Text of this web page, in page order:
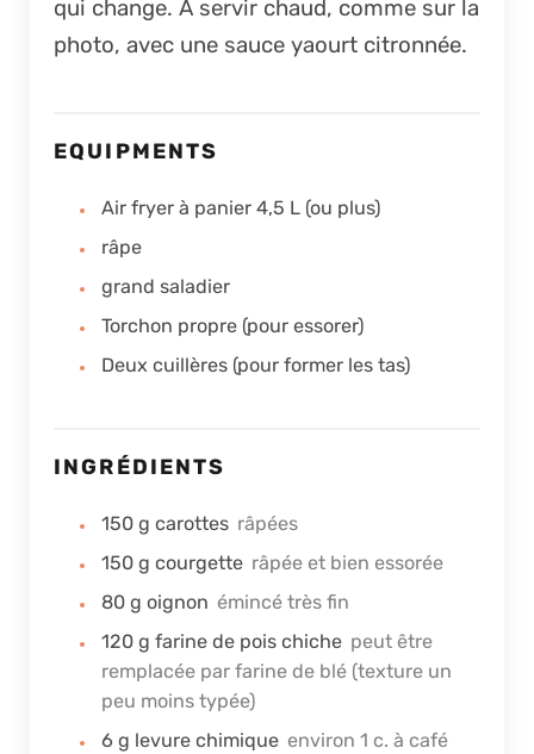
qui change. À servir chaud, comme sur la
photo, avec une sauce yaourt citronnée.
EQUIPMENTS
Air fryer à panier 4,5 L (ou plus)
râpe
grand saladier
Torchon propre (pour essorer)
Deux cuillères (pour former les tas)
INGRÉDIENTS
150 g carottes râpées
150 g courgette râpée et bien essorée
80 g oignon émincé très fin
120 g farine de pois chiche peut être
remplacée par farine de blé (texture un
peu moins typée)
6 g levure chimique environ 1 c. à café